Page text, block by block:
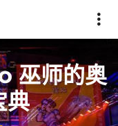
巫师的奥
典